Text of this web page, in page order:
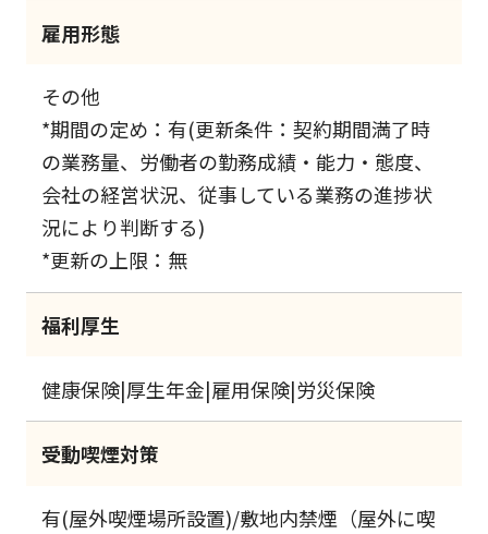
雇用形態
その他
*期間の定め：有(更新条件：契約期間満了時
の業務量、労働者の勤務成績・能力・態度、
会社の経営状況、従事している業務の進捗状
況により判断する)
*更新の上限：無
福利厚生
健康保険|厚生年金|雇用保険|労災保険
受動喫煙対策
有(屋外喫煙場所設置)/敷地内禁煙（屋外に喫